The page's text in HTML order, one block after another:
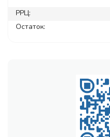
РРЦ:
Остаток: